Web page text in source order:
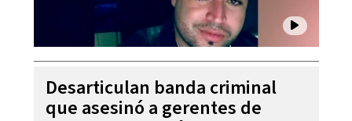
Desarticulan banda criminal
que asesinó a gerentes de